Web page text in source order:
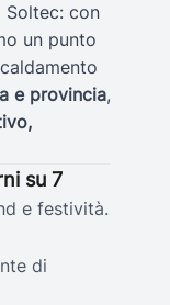
Soltec: con
un punto
e provincia,
su 7
e festività.
di